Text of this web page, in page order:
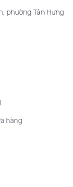
phường Tân Hưng
hàng